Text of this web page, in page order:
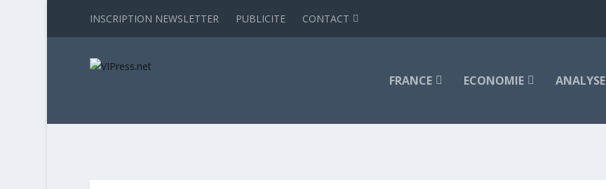
INSCRIPTION NEWSLETTER PUBLICITE CONTACT
FRANCE ECONOMIE ANALYSE